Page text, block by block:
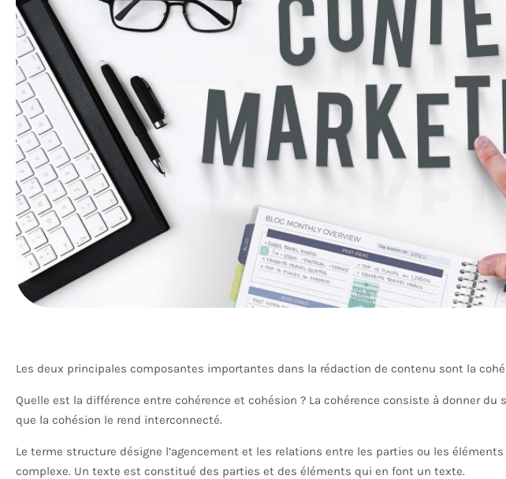
Les deux principales composantes importantes dans la rédaction de contenu sont la
Quelle est la différence entre cohérence et cohésion ? La cohérence consiste à donner du
que la cohésion le rend interconnecté.
Le terme structure désigne l’agencement et les relations entre les parties ou les
complexe. Un texte est constitué des parties et des éléments qui en font un texte.